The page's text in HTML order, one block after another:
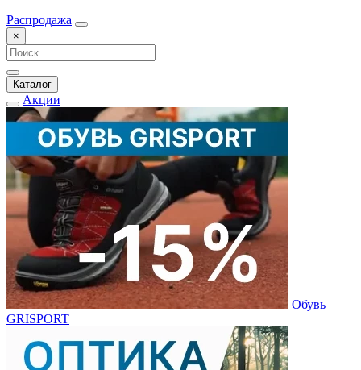
Распродажа
×
Каталог
Акции
Обувь
GRISPORT